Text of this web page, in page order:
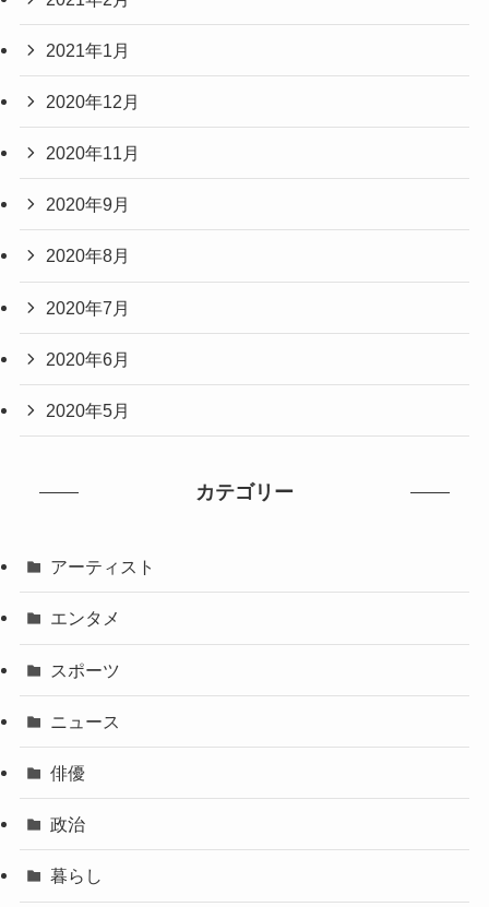
2021年1月
2020年12月
2020年11月
2020年9月
2020年8月
2020年7月
2020年6月
2020年5月
カテゴリー
アーティスト
エンタメ
スポーツ
ニュース
俳優
政治
暮らし